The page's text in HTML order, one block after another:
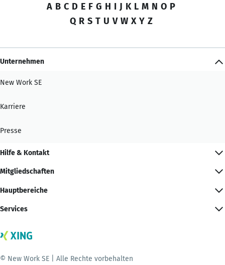
A B C D E F G H I J K L M N O P
Q R S T U V W X Y Z
Unternehmen
New Work SE
Karriere
Presse
Hilfe & Kontakt
Mitgliedschaften
Hauptbereiche
Services
© New Work SE | Alle Rechte vorbehalten